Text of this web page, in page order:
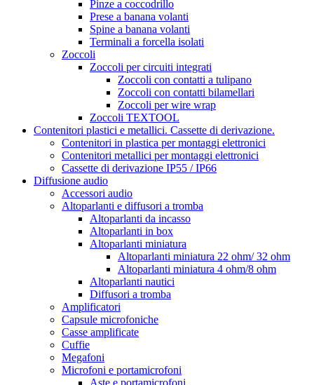
Pinze a coccodrillo
Prese a banana volanti
Spine a banana volanti
Terminali a forcella isolati
Zoccoli
Zoccoli per circuiti integrati
Zoccoli con contatti a tulipano
Zoccoli con contatti bilamellari
Zoccoli per wire wrap
Zoccoli TEXTOOL
Contenitori plastici e metallici. Cassette di derivazione.
Contenitori in plastica per montaggi elettronici
Contenitori metallici per montaggi elettronici
Cassette di derivazione IP55 / IP66
Diffusione audio
Accessori audio
Altoparlanti e diffusori a tromba
Altoparlanti da incasso
Altoparlanti in box
Altoparlanti miniatura
Altoparlanti miniatura 22 ohm/ 32 ohm
Altoparlanti miniatura 4 ohm/8 ohm
Altoparlanti nautici
Diffusori a tromba
Amplificatori
Capsule microfoniche
Casse amplificate
Cuffie
Megafoni
Microfoni e portamicrofoni
Aste e portamicrofoni